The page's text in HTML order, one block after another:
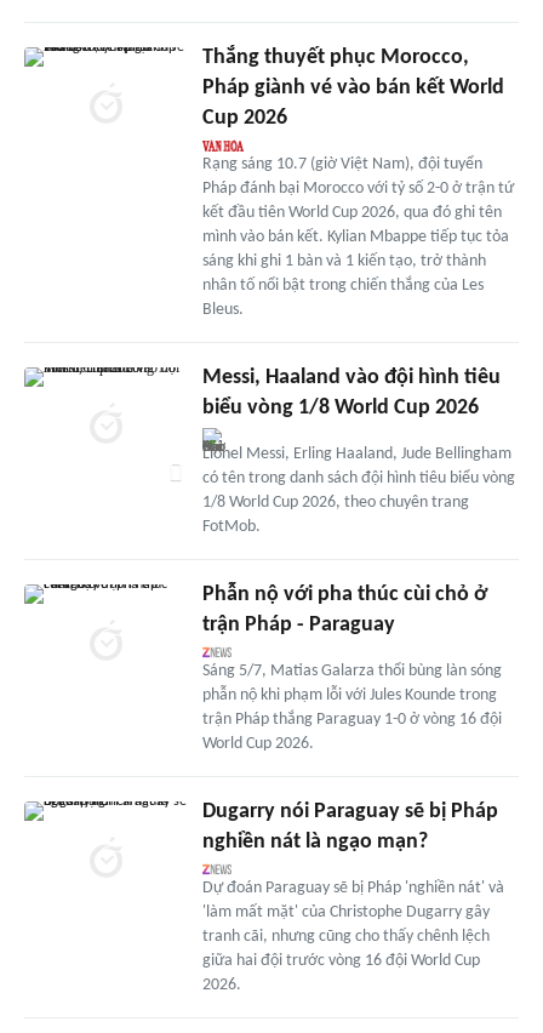
Thắng thuyết phục Morocco,
Pháp giành vé vào bán kết World
Cup 2026
Rạng sáng 10.7 (giờ Việt Nam), đội tuyển
Pháp đánh bại Morocco với tỷ số 2-0 ở trận tứ
kết đầu tiên World Cup 2026, qua đó ghi tên
mình vào bán kết. Kylian Mbappe tiếp tục tỏa
sáng khi ghi 1 bàn và 1 kiến tạo, trở thành
nhân tố nổi bật trong chiến thắng của Les
Bleus.
Messi, Haaland vào đội hình tiêu
biểu vòng 1/8 World Cup 2026
Lionel Messi, Erling Haaland, Jude Bellingham
có tên trong danh sách đội hình tiêu biểu vòng
1/8 World Cup 2026, theo chuyên trang
FotMob.
Phẫn nộ với pha thúc cùi chỏ ở
trận Pháp - Paraguay
Sáng 5/7, Matias Galarza thổi bùng làn sóng
phẫn nộ khi phạm lỗi với Jules Kounde trong
trận Pháp thắng Paraguay 1-0 ở vòng 16 đội
World Cup 2026.
Dugarry nói Paraguay sẽ bị Pháp
nghiền nát là ngạo mạn?
Dự đoán Paraguay sẽ bị Pháp 'nghiền nát' và
'làm mất mặt' của Christophe Dugarry gây
tranh cãi, nhưng cũng cho thấy chênh lệch
giữa hai đội trước vòng 16 đội World Cup
2026.